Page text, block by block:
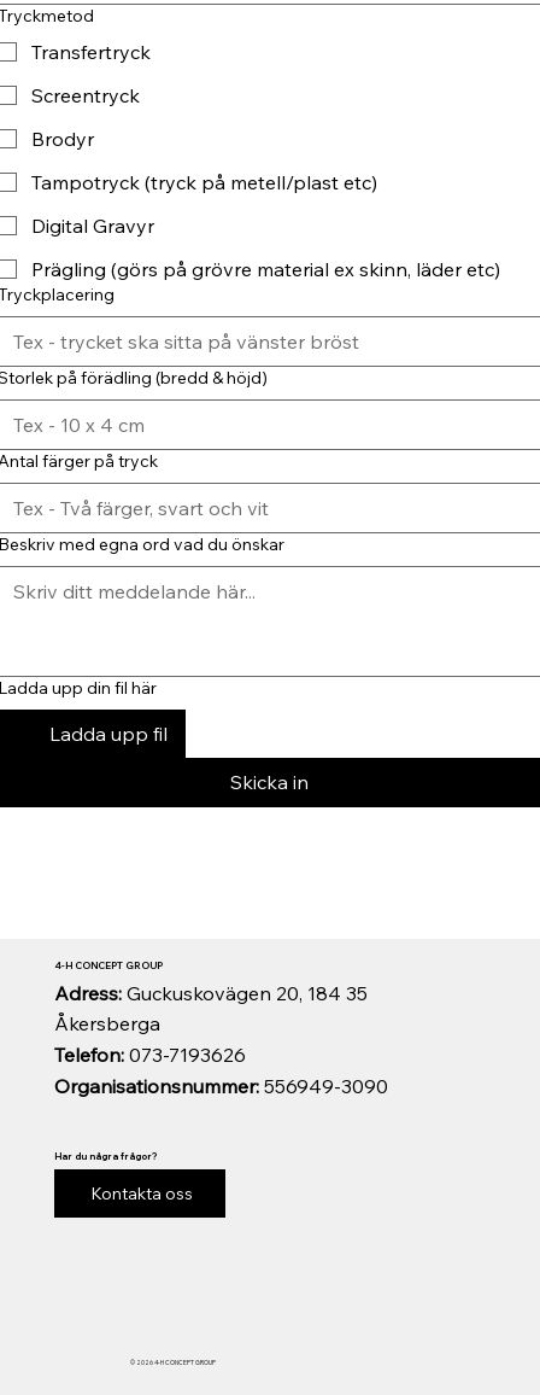
Transfertryck
Screentryck
Brodyr
Tampotryck (tryck på metell/plast etc)
Digital Gravyr
Prägling (görs på grövre material ex skinn, läder etc)
på förädling (bredd & höjd)
färger på tryck
med egna ord vad du önskar
upp din fil här
Ladda upp fil
Skicka in
© 2026 4-H CONCEPT GROUP
Organisationsnummer:556949-3090
Telefon:073-7193626
Adress: Guckuskovägen 20, 184 35
Åkersberga
4-H CONCEPT GROUP
Har du några frågor?
Kontakta oss